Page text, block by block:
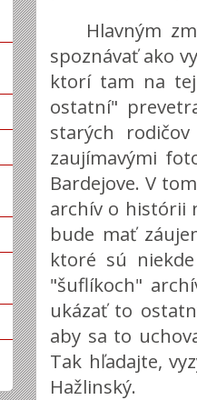
Hlavným
spoznávať ako
ktorí tam na
ostatní"
starých
zaujímavými
Bardejove. V
archív o histórii
bude mať
ktoré sú
"šuflíkoch"
ukázať to
aby sa to
Tak hľadajte,
Hažlinský.